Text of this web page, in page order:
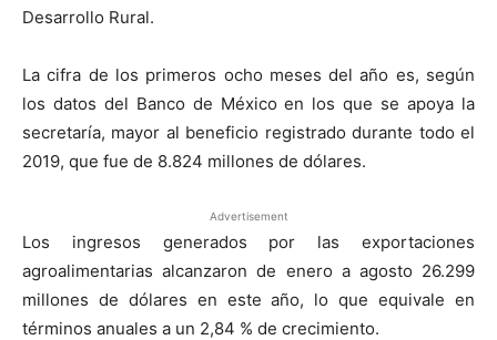
Desarrollo Rural.
La cifra de los primeros ocho meses del año es, según
los datos del Banco de México en los que se apoya la
secretaría, mayor al beneficio registrado durante todo el
2019, que fue de 8.824 millones de dólares.
Advertisement
Los ingresos generados por las exportaciones
agroalimentarias alcanzaron de enero a agosto 26.299
millones de dólares en este año, lo que equivale en
términos anuales a un 2,84 % de crecimiento.